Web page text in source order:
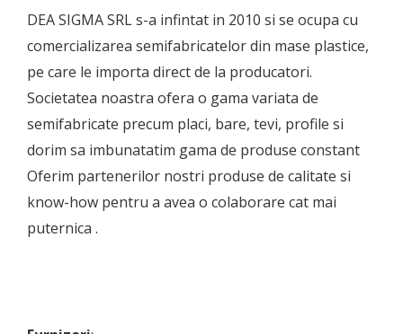
DEA SIGMA SRL s-a infintat in 2010 si se ocupa cu
comercializarea semifabricatelor din mase plastice,
pe care le importa direct de la producatori.
Societatea noastra ofera o gama variata de
semifabricate precum placi, bare, tevi, profile si
dorim sa imbunatatim gama de produse constant
Oferim partenerilor nostri produse de calitate si
know-how pentru a avea o colaborare cat mai
puternica .